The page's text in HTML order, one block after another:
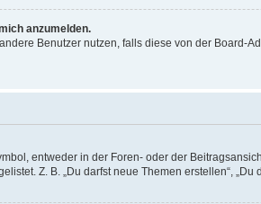
anzumelden.
Benutzer nutzen, falls diese von der
entweder in der Foren- oder der
Z. B. „Du darfst neue Themen erstellen“, „Du